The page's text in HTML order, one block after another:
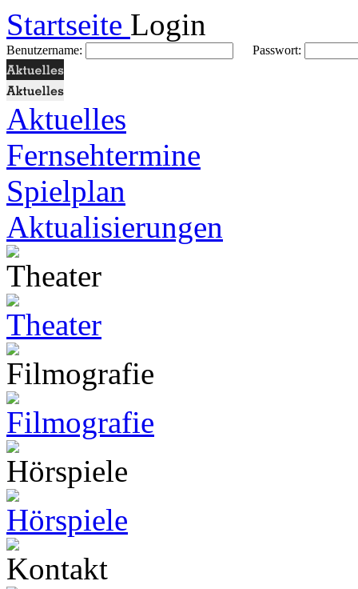
Startseite Login
Benutzername: Passwort:
Aktuelles
Fernsehtermine
Spielplan
Aktualisierungen